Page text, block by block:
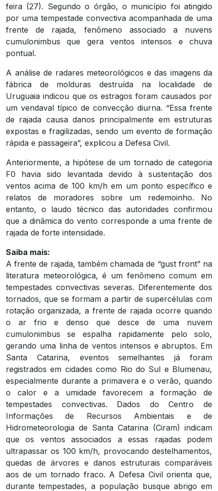
feira (27). Segundo o órgão, o município foi atingido
por uma tempestade convectiva acompanhada de uma
frente de rajada, fenômeno associado a nuvens
cumulonimbus que gera ventos intensos e chuva
pontual.
A análise de radares meteorológicos e das imagens da
fábrica de molduras destruída na localidade de
Uruguaia indicou que os estragos foram causados por
um vendaval típico de convecção diurna. “Essa frente
de rajada causa danos principalmente em estruturas
expostas e fragilizadas, sendo um evento de formação
rápida e passageira”, explicou a Defesa Civil.
Anteriormente, a hipótese de um tornado de categoria
F0 havia sido levantada devido à sustentação dos
ventos acima de 100 km/h em um ponto específico e
relatos de moradores sobre um redemoinho. No
entanto, o laudo técnico das autoridades confirmou
que a dinâmica do vento corresponde a uma frente de
rajada de forte intensidade.
Saiba mais:
A frente de rajada, também chamada de “gust front” na
literatura meteorológica, é um fenômeno comum em
tempestades convectivas severas. Diferentemente dos
tornados, que se formam a partir de supercélulas com
rotação organizada, a frente de rajada ocorre quando
o ar frio e denso que desce de uma nuvem
cumulonimbus se espalha rapidamente pelo solo,
gerando uma linha de ventos intensos e abruptos. Em
Santa Catarina, eventos semelhantes já foram
registrados em cidades como Rio do Sul e Blumenau,
especialmente durante a primavera e o verão, quando
o calor e a umidade favorecem a formação de
tempestades convectivas. Dados do Centro de
Informações de Recursos Ambientais e de
Hidrometeorologia de Santa Catarina (Ciram) indicam
que os ventos associados a essas rajadas podem
ultrapassar os 100 km/h, provocando destelhamentos,
quedas de árvores e danos estruturais comparáveis
aos de um tornado fraco. A Defesa Civil orienta que,
durante tempestades, a população busque abrigo em